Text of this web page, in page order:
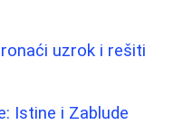
uzrok i rešiti
Istine i Zablude